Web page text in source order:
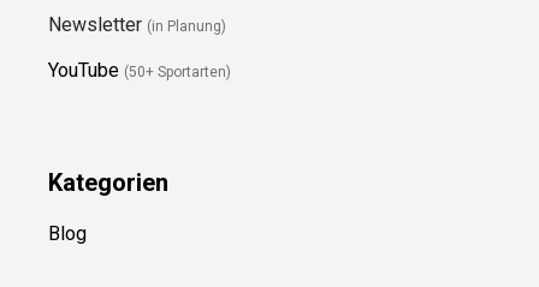
Folge Uns
Newsletter(in Planung)
Kategorien